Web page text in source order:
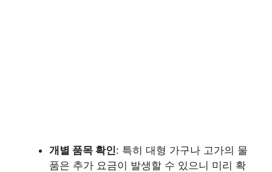
개별 품목 확인: 특히 대형 가구나 고가의 물
품은 추가 요금이 발생할 수 있으니 미리 확